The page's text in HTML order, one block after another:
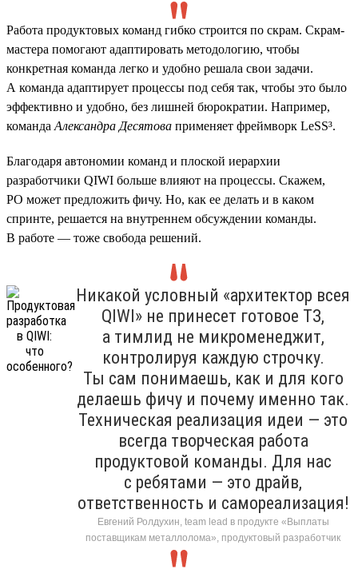
Работа продуктовых команд гибко строится по скрам. Скрам-
мастера помогают адаптировать методологию, чтобы
конкретная команда легко и удобно решала свои задачи.
А команда адаптирует процессы под себя так, чтобы это было
эффективно и удобно, без лишней бюрократии. Например,
команда Александра Десятова применяет фреймворк LeSS³.
Благодаря автономии команд и плоской иерархии
разработчики QIWI больше влияют на процессы. Скажем,
PO может предложить фичу. Но, как ее делать и в каком
спринте, решается на внутреннем обсуждении команды.
В работе — тоже свобода решений.
Никакой условный «архитектор всея
QIWI» не принесет готовое ТЗ,
а тимлид не микроменеджит,
контролируя каждую строчку.
Ты сам понимаешь, как и для кого
делаешь фичу и почему именно так.
Техническая реализация идеи — это
всегда творческая работа
продуктовой команды. Для нас
с ребятами — это драйв,
ответственность и самореализация!
Евгений Ролдухин, team lead в продукте «Выплаты
поставщикам металлолома», продуктовый разработчик